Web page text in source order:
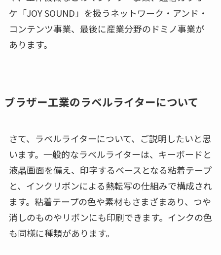
ケ「JOY SOUND」を扱うネットワーク・アンド・
コンテンツ事業、最後に産業分野のドミノ事業が
あります。
ブラザー工業のラベルライターについて
さて、ラベルライターについて、ご説明したいと思
います。一般的なラベルライターは、キーボードと
液晶画面を備え、印字するベースとなる粘着テープ
と、インクリボンによる熱転写の仕組みで構成され
ます。粘着テープの色や素材もさまざまあり、つや
消しのものやリボンにも印刷できます。インクの色
も同様に種類があります。